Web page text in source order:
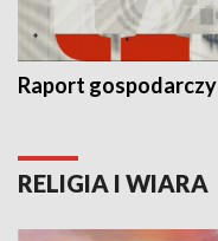
Raport gospodarczy
RELIGIA I WIARA